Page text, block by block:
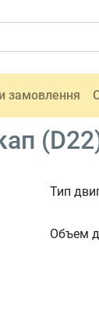
замовлення
Тип
Объем